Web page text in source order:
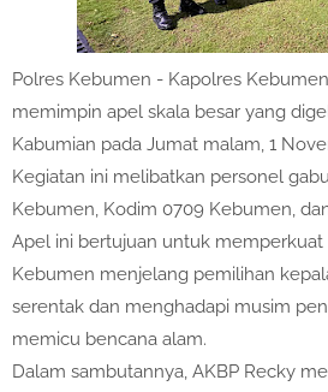
Polres Kebumen - Kapolres
memimpin apel skala besar yang
Kabumian pada Jumat malam, 1
Kegiatan ini melibatkan personel
Kebumen, Kodim 0709 Kebumen,
Apel ini bertujuan untuk memperkuat
Kebumen menjelang pemilihan
serentak dan menghadapi musim
memicu bencana alam.
Dalam sambutannya, AKBP Recky